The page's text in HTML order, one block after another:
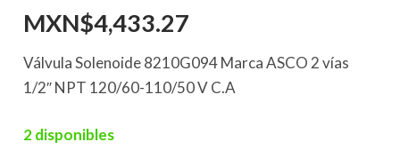
MXN$4,433.27
Válvula Solenoide 8210G094 Marca ASCO 2 vías
1/2″ NPT 120/60-110/50 V C.A
2 disponibles